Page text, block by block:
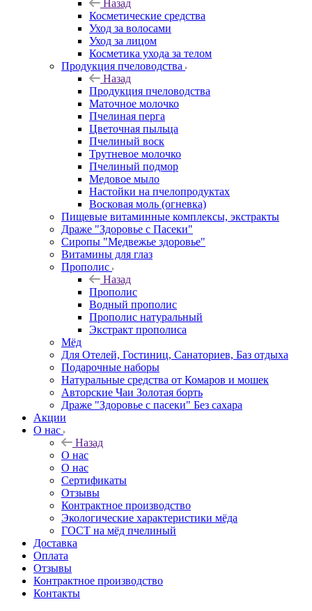
Назад
Косметические средства
Уход за волосами
Уход за лицом
Косметика ухода за телом
Продукция пчеловодства
Назад
Продукция пчеловодства
Маточное молочко
Пчелиная перга
Цветочная пыльца
Пчелиный воск
Трутневое молочко
Пчелиный подмор
Медовое мыло
Настойки на пчелопродуктах
Восковая моль (огневка)
Пищевые витаминные комплексы, экстракты
Драже "Здоровье с Пасеки"
Сиропы "Медвежье здоровье"
Витамины для глаз
Прополис
Назад
Прополис
Водный прополис
Прополис натуральный
Экстракт прополиса
Мёд
Для Отелей, Гостиниц, Санаториев, Баз отдыха
Подарочные наборы
Натуральные средства от Комаров и мошек
Авторские Чаи Золотая борть
Драже "Здоровье с пасеки" Без сахара
Акции
О нас
Назад
О нас
О нас
Сертификаты
Отзывы
Контрактное производство
Экологические характеристики мёда
ГОСТ на мёд пчелиный
Доставка
Оплата
Отзывы
Контрактное производство
Контакты